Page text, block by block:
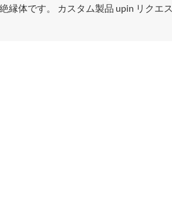
縁体です。 カスタム製品 upin リクエス